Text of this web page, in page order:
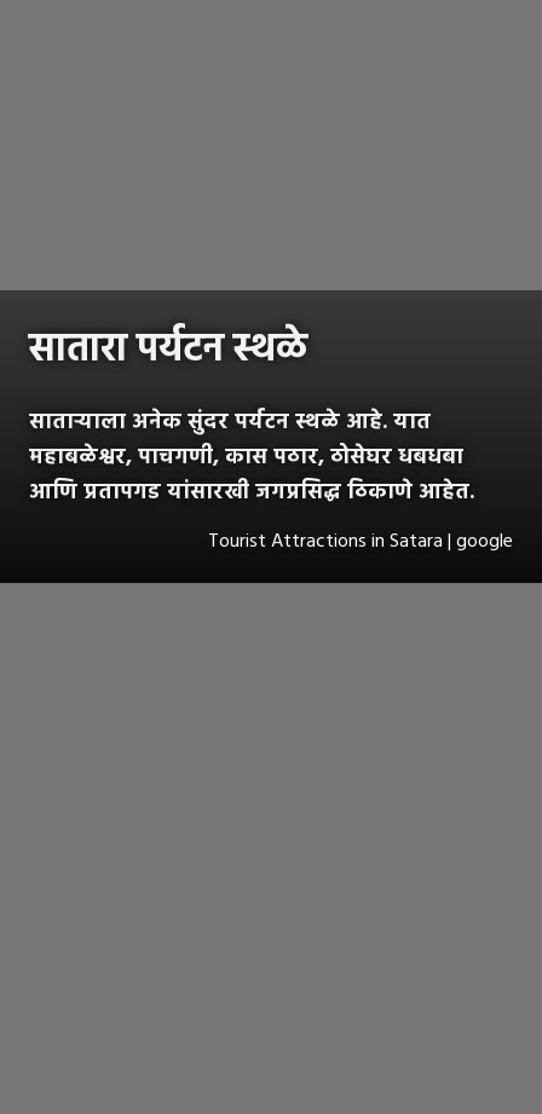
सातारा पर्यटन स्थळे
साताऱ्याला अनेक सुंदर पर्यटन स्थळे आहे. यात
महाबळेश्वर, पाचगणी, कास पठार, ठोसेघर धबधबा
आणि प्रतापगड यांसारखी जगप्रसिद्ध ठिकाणे आहेत.
Tourist Attractions in Satara | google